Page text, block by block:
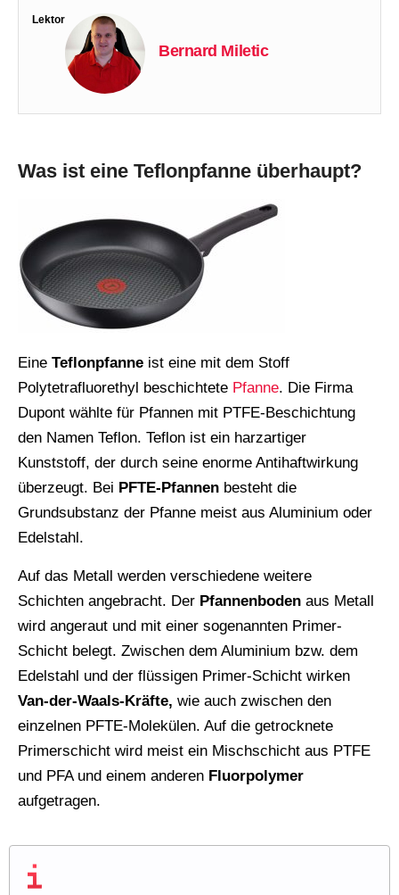
Lektor
Bernard Miletic
Was ist eine Teflonpfanne überhaupt?
Eine Teflonpfanne ist eine mit dem Stoff
Polytetrafluorethyl beschichtete Pfanne. Die Firma
Dupont wählte für Pfannen mit PTFE-Beschichtung
den Namen Teflon. Teflon ist ein harzartiger
Kunststoff, der durch seine enorme Antihaftwirkung
überzeugt. Bei PFTE-Pfannen besteht die
Grundsubstanz der Pfanne meist aus Aluminium oder
Edelstahl.
Auf das Metall werden verschiedene weitere
Schichten angebracht. Der Pfannenboden aus Metall
wird angeraut und mit einer sogenannten Primer-
Schicht belegt. Zwischen dem Aluminium bzw. dem
Edelstahl und der flüssigen Primer-Schicht wirken
Van-der-Waals-Kräfte, wie auch zwischen den
einzelnen PFTE-Molekülen. Auf die getrocknete
Primerschicht wird meist ein Mischschicht aus PTFE
und PFA und einem anderen Fluorpolymer
aufgetragen.